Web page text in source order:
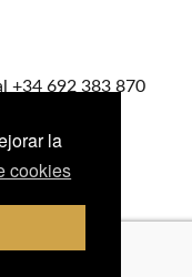
la
cookies
+34 692 383 870